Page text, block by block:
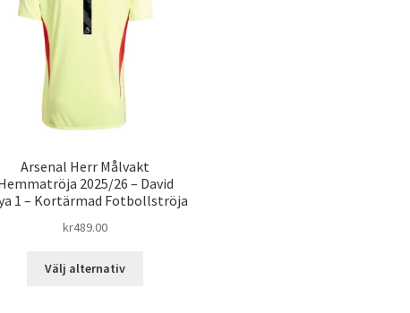
Arsenal Herr Målvakt
2025/26 – David
1 – Kortärmad Fotbollströja
kr489.00
Välj alternativ